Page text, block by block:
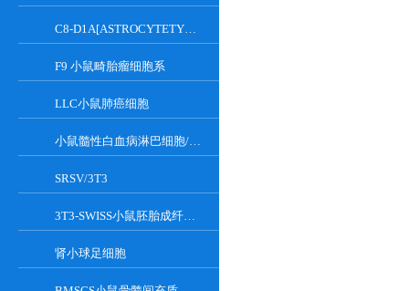
C8-D1A[ASTROCYTETYPEICLONE]小鼠小脑细胞
F9 小鼠畸胎瘤细胞系
LLC小鼠肺癌细胞
小鼠髓性白血病淋巴细胞/小鼠白血病G-CSF依赖性细胞
SRSV/3T3
3T3-SWISS小鼠胚胎成纤维细胞
肾小球足细胞